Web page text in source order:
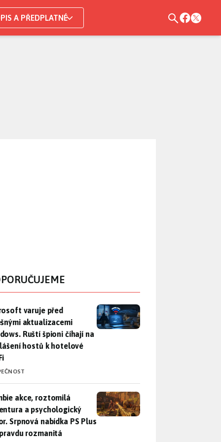
A PŘEDPLATNÉ
varuje před falešnými aktualizacemi Windows. Ruští
varuje před
aktualizacemi
Ruští špioni číhají na
hostů k hotelové
akce, roztomilá adventura a psychologický horor.
akce, roztomilá
a psychologický
Srpnová nabídka PS Plus
rozmanitá